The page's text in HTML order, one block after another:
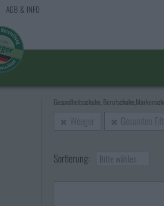
AGB & INFO
Gesundheitsschuhe,
Sortierung: Bitte wählen